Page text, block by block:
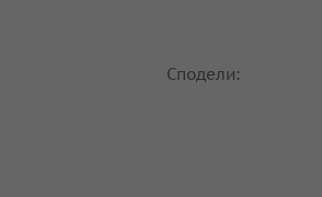
Сподели: